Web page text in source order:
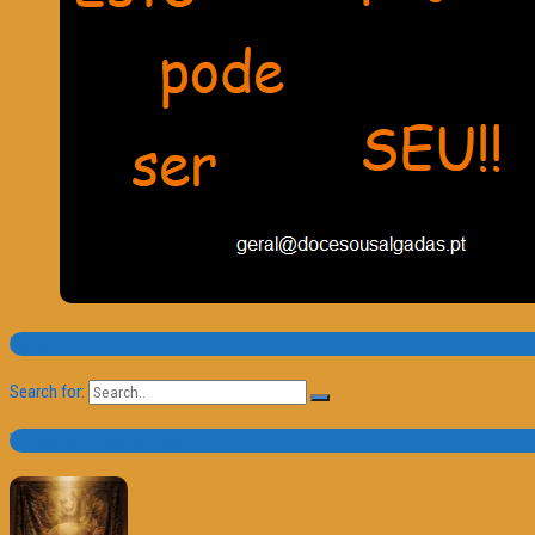
Pesquisa
Search for:
Trailer e Poster do Dia